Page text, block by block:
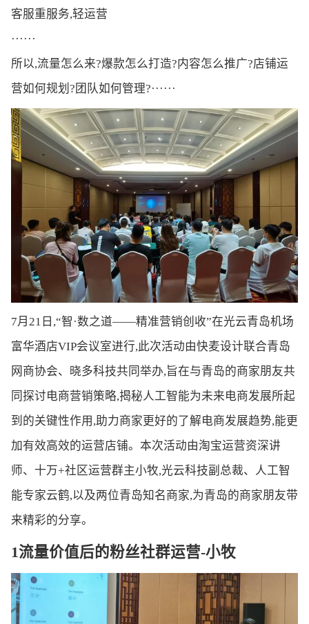
客服重服务,轻运营
······
所以,流量怎么来?爆款怎么打造?内容怎么推广?店铺运
营如何规划?团队如何管理?······
7月21日,“智·数之道——精准营销创收”在光云青岛机场
富华酒店VIP会议室进行,此次活动由快麦设计联合青岛
网商协会、晓多科技共同举办,旨在与青岛的商家朋友共
同探讨电商营销策略,揭秘人工智能为未来电商发展所起
到的关键性作用,助力商家更好的了解电商发展趋势,能更
加有效高效的运营店铺。本次活动由淘宝运营资深讲
师、十万+社区运营群主小牧,光云科技副总裁、人工智
能专家云鹤,以及两位青岛知名商家,为青岛的商家朋友带
来精彩的分享。
1流量价值后的粉丝社群运营-小牧